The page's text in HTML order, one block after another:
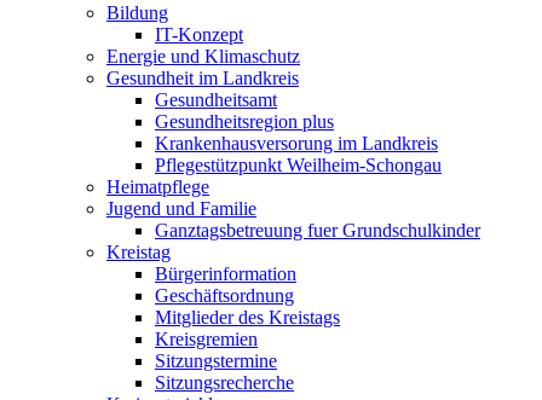
Bildung
IT-Konzept
Energie und Klimaschutz
Gesundheit im Landkreis
Gesundheitsamt
Gesundheitsregion plus
Krankenhausversorung im Landkreis
Pflegestützpunkt Weilheim-Schongau
Heimatpflege
Jugend und Familie
Ganztagsbetreuung fuer Grundschulkinder
Kreistag
Bürgerinformation
Geschäftsordnung
Mitglieder des Kreistags
Kreisgremien
Sitzungstermine
Sitzungsrecherche